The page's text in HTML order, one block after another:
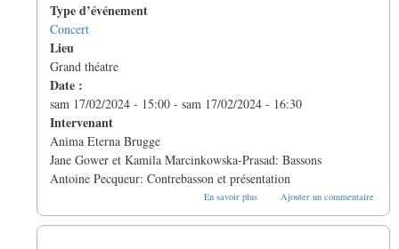
Type d’événement
Concert
Lieu
Grand théatre
Date :
sam 17/02/2024 - 15:00 - sam 17/02/2024 - 16:30
Intervenant
Anima Eterna Brugge
Jane Gower et Kamila Marcinkowska-Prasad: Bassons
Antoine Pecqueur: Contrebasson et présentation
En savoir plussur
Ajouter un commentaire